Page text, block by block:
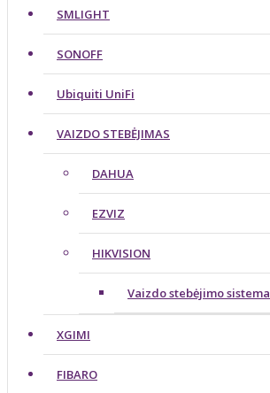
SMLIGHT
SONOFF
Ubiquiti UniFi
VAIZDO STEBĖJIMAS
DAHUA
EZVIZ
HIKVISION
Vaizdo stebėjimo sistema
XGIMI
FIBARO